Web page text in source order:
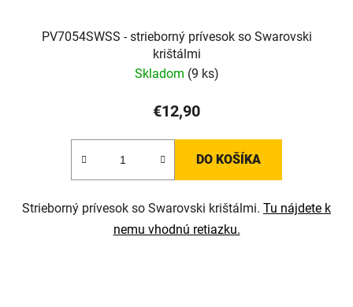
PV7054SWSS - strieborný prívesok so Swarovski
krištálmi
Skladom (9 ks)
€12,90
DO KOŠÍKA
Strieborný prívesok so Swarovski krištálmi. Tu nájdete k
nemu vhodnú retiazku.